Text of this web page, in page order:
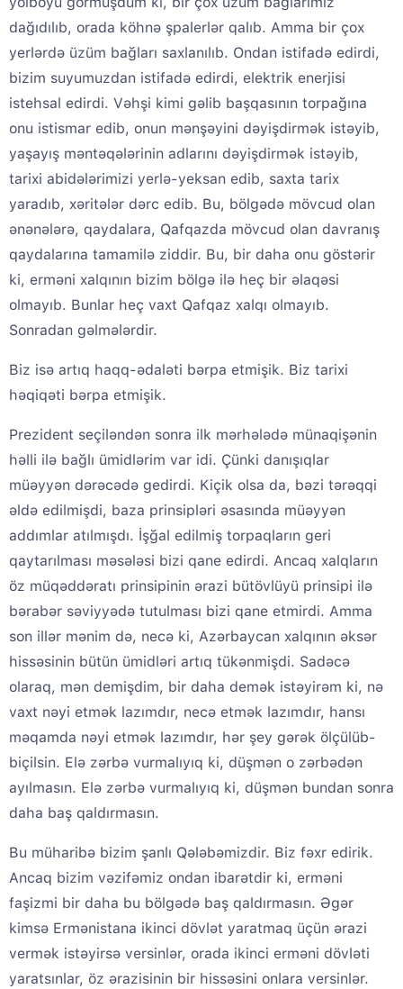
dağıdılıb, orada köhnə şpalerlər qalıb. Amma bir çox
yerlərdə üzüm bağları saxlanılıb. Ondan istifadə edirdi,
bizim suyumuzdan istifadə edirdi, elektrik enerjisi
istehsal edirdi. Vəhşi kimi gəlib başqasının torpağına
onu istismar edib, onun mənşəyini dəyişdirmək istəyib,
yaşayış məntəqələrinin adlarını dəyişdirmək istəyib,
tarixi abidələrimizi yerlə-yeksan edib, saxta tarix
yaradıb, xəritələr dərc edib. Bu, bölgədə mövcud olan
ənənələrə, qaydalara, Qafqazda mövcud olan davranış
qaydalarına tamamilə ziddir. Bu, bir daha onu göstərir
ki, erməni xalqının bizim bölgə ilə heç bir əlaqəsi
olmayıb. Bunlar heç vaxt Qafqaz xalqı olmayıb.
Sonradan gəlmələrdir.
Biz isə artıq haqq-ədaləti bərpa etmişik. Biz tarixi
həqiqəti bərpa etmişik.
Prezident seçiləndən sonra ilk mərhələdə münaqişənin
həlli ilə bağlı ümidlərim var idi. Çünki danışıqlar
müəyyən dərəcədə gedirdi. Kiçik olsa da, bəzi tərəqqi
əldə edilmişdi, baza prinsipləri əsasında müəyyən
addımlar atılmışdı. İşğal edilmiş torpaqların geri
qaytarılması məsələsi bizi qane edirdi. Ancaq xalqların
öz müqəddəratı prinsipinin ərazi bütövlüyü prinsipi ilə
bərabər səviyyədə tutulması bizi qane etmirdi. Amma
son illər mənim də, necə ki, Azərbaycan xalqının əksər
hissəsinin bütün ümidləri artıq tükənmişdi. Sadəcə
olaraq, mən demişdim, bir daha demək istəyirəm ki, nə
vaxt nəyi etmək lazımdır, necə etmək lazımdır, hansı
məqamda nəyi etmək lazımdır, hər şey gərək ölçülüb-
biçilsin. Elə zərbə vurmalıyıq ki, düşmən o zərbədən
ayılmasın. Elə zərbə vurmalıyıq ki, düşmən bundan sonra
daha baş qaldırmasın.
Bu müharibə bizim şanlı Qələbəmizdir. Biz fəxr edirik.
Ancaq bizim vəzifəmiz ondan ibarətdir ki, erməni
faşizmi bir daha bu bölgədə baş qaldırmasın. Əgər
kimsə Ermənistana ikinci dövlət yaratmaq üçün ərazi
vermək istəyirsə versinlər, orada ikinci erməni dövləti
yaratsınlar, öz ərazisinin bir hissəsini onlara versinlər.